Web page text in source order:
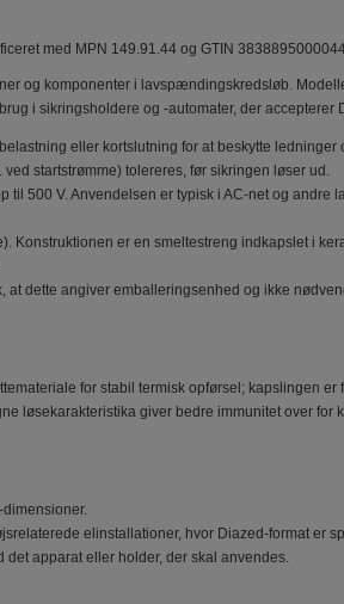
med MPN 149.91.44 og GTIN
og komponenter i lavspændingskredsløb.
i sikringsholdere og -automater, der accepterer
eller kortslutning for at beskytte ledninger
startstrømme) tolereres, før sikringen løser ud.
500 V. Anvendelsen er typisk i AC-net og andre
Konstruktionen er en smeltestreng indkapslet i
dette angiver emballeringsenhed og ikke
for stabil termisk opførsel; kapslingen er
løsekarakteristika giver bedre immunitet over for
elinstallationer, hvor Diazed-format er
apparat eller holder, der skal anvendes.